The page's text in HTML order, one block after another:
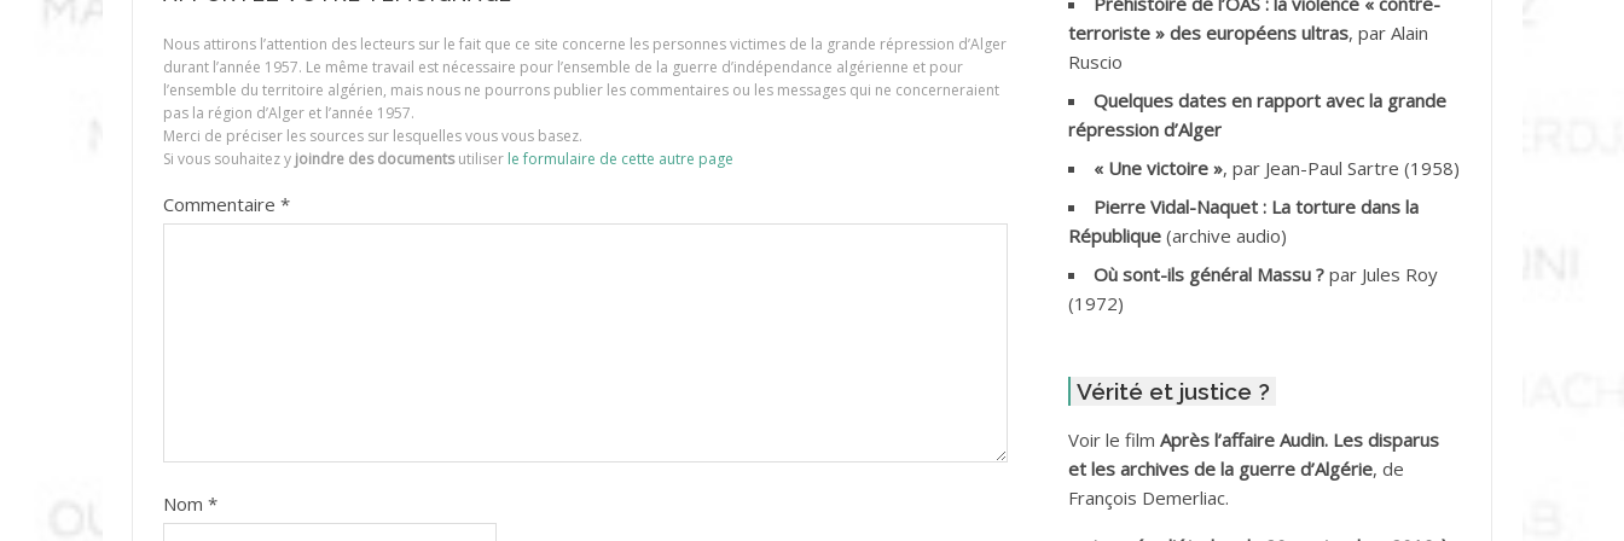
Nous attirons l’attention des lecteurs sur le fait que ce site concerne les personnes victimes de la grande répression d’Alger
durant l’année 1957. Le même travail est nécessaire pour l’ensemble de la guerre d’indépendance algérienne et pour
l’ensemble du territoire algérien, mais nous ne pourrons publier les commentaires ou les messages qui ne concerneraient
pas la région d’Alger et l’année 1957.
Merci de préciser les sources sur lesquelles vous vous basez.
Si vous souhaitez y joindre des documentsutiliser le formulaire de cette autre page
Commentaire *
Nom *
ADDALA Boualem*
ADDANE
ADDECHE Rachid
ADDER Omar
ADELIOUAT Vve AIT SAADA
ADJAOUT
ADNI Mohamed Akli
terroriste » des européens ultras, par Alain
Ruscio
Quelques dates en rapport avec la grande
répression d’Alger
« Une victoire », par Jean-Paul Sartre (1958)
Pierre Vidal-Naquet : La torture dans la
République (archive audio)
Où sont-ils général Massu ? par Jules Roy
(1972)
Vérité et justice ?
Voir le film Après l’affaire Audin. Les disparus
et les archives de la guerre d’Algérie, de
François Demerliac.